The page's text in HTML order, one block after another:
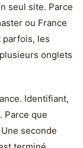
seul site. Parce
ou France
parfois, les
onglets
Identifiant,
Parce que
seconde